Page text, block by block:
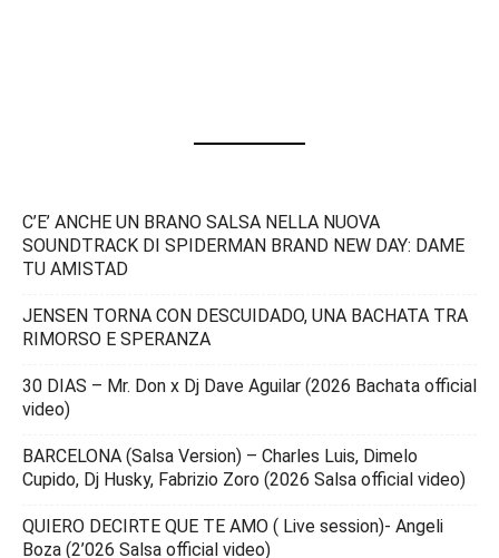
C’E’ ANCHE UN BRANO SALSA NELLA NUOVA
SOUNDTRACK DI SPIDERMAN BRAND NEW DAY: DAME
TU AMISTAD
JENSEN TORNA CON DESCUIDADO, UNA BACHATA TRA
RIMORSO E SPERANZA
30 DIAS – Mr. Don x Dj Dave Aguilar (2026 Bachata official
video)
BARCELONA (Salsa Version) – Charles Luis, Dimelo
Cupido, Dj Husky, Fabrizio Zoro (2026 Salsa official video)
QUIERO DECIRTE QUE TE AMO ( Live session)- Angeli
Boza (2’026 Salsa official video)